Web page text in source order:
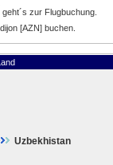
geht´s zur Flugbuchung.
[AZN] buchen.
Uzbekhistan